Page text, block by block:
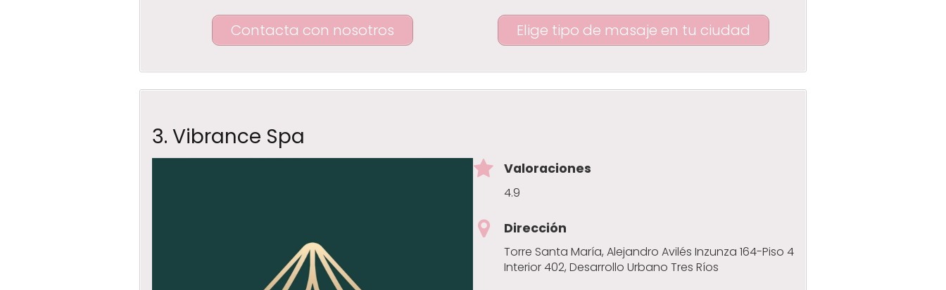
Contacta con nosotros Elige tipo de masaje en tu ciudad
3. Vibrance Spa
Valoraciones
4.9
Dirección
Torre Santa María, Alejandro Avilés Inzunza 164-Piso 4
Interior 402, Desarrollo Urbano Tres Ríos